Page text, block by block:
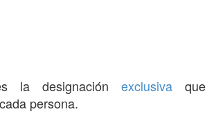
la designación exclusiva que
persona.